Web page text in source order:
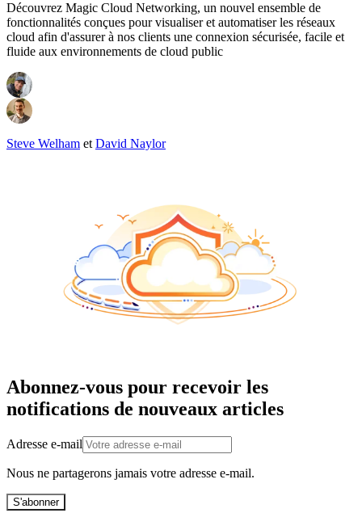
Découvrez Magic Cloud Networking, un nouvel ensemble de
fonctionnalités conçues pour visualiser et automatiser les réseaux
cloud afin d'assurer à nos clients une connexion sécurisée, facile et
fluide aux environnements de cloud public
Steve Welham et David Naylor
Abonnez-vous pour recevoir les
notifications de nouveaux articles
Adresse e-mail
Nous ne partagerons jamais votre adresse e-mail.
S'abonner